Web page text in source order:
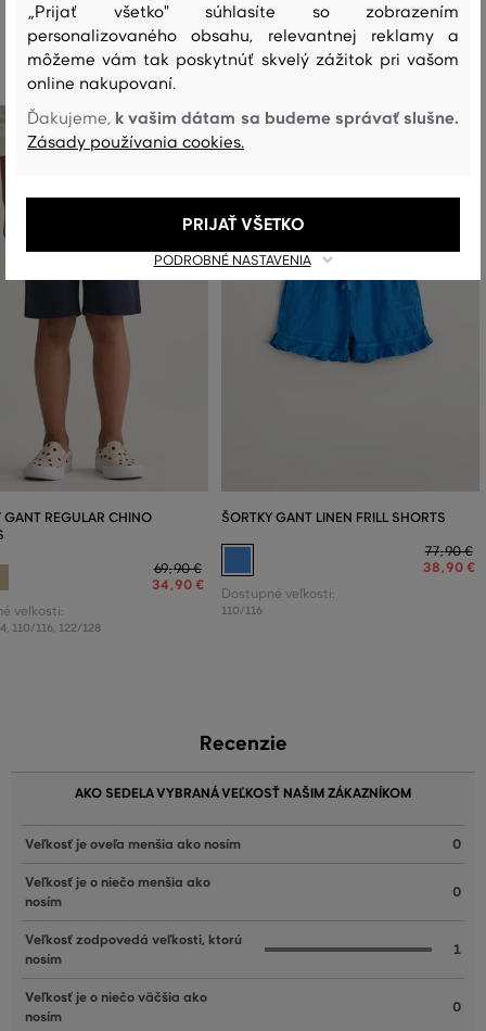
Odporúčané produkty
GANT REGULAR CHINO
69,90 €
34,90 €
veľkosti:
, 110/116, 122/128
ŠORTKY GANT LINEN FRILL SHORTS
77,90 €
38,90 €
Dostupné veľkosti:
110/116
Recenzie
AKO SEDELA VYBRANÁ VEĽKOSŤ NAŠIM ZÁKAZNÍKOM
Veľkosť je oveľa menšia ako nosím 0
Veľkosť je o niečo menšia ako
nosím
0
Veľkosť zodpovedá veľkosti, ktorú
nosím
1
Veľkosť je o niečo väčšia ako
nosím
0
„Prijať všetko" súhlasíte so zobrazením
personalizovaného obsahu, relevantnej reklamy a
môžeme vám tak poskytnúť skvelý zážitok pri vašom
online nakupovaní.
Ďakujeme, k vašim dátam sa budeme správať slušne.
Zásady používania cookies.
PODROBNÉ NASTAVENIA
PRIJAŤ VŠETKO